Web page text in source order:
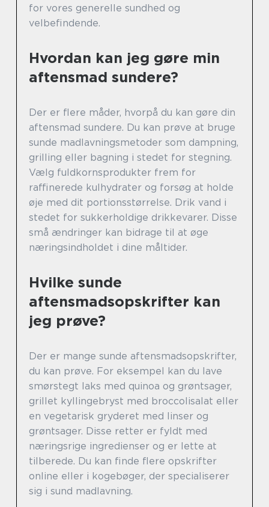
for vores generelle sundhed og
velbefindende.
Hvordan kan jeg gøre min
aftensmad sundere?
Der er flere måder, hvorpå du kan gøre din
aftensmad sundere. Du kan prøve at bruge
sunde madlavningsmetoder som dampning,
grilling eller bagning i stedet for stegning.
Vælg fuldkornsprodukter frem for
raffinerede kulhydrater og forsøg at holde
øje med dit portionsstørrelse. Drik vand i
stedet for sukkerholdige drikkevarer. Disse
små ændringer kan bidrage til at øge
næringsindholdet i dine måltider.
Hvilke sunde
aftensmadsopskrifter kan
jeg prøve?
Der er mange sunde aftensmadsopskrifter,
du kan prøve. For eksempel kan du lave
smørstegt laks med quinoa og grøntsager,
grillet kyllingebryst med broccolisalat eller
en vegetarisk gryderet med linser og
grøntsager. Disse retter er fyldt med
næringsrige ingredienser og er lette at
tilberede. Du kan finde flere opskrifter
online eller i kogebøger, der specialiserer
sig i sund madlavning.